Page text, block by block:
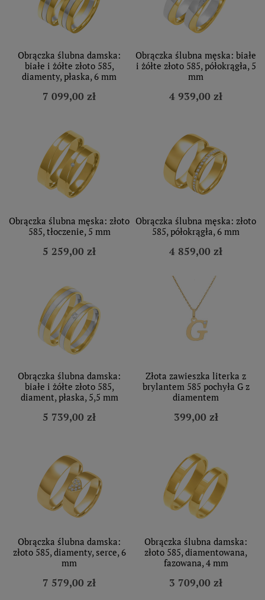
Obrączka ślubna damska:
białe i żółte złoto 585,
diamenty, płaska, 6 mm
7 099,00 zł
Obrączka ślubna męska: białe
i żółte złoto 585, półokrągła, 5
mm
4 939,00 zł
Obrączka ślubna męska: złoto
585, tłoczenie, 5 mm
5 259,00 zł
Obrączka ślubna męska: złoto
585, półokrągła, 6 mm
4 859,00 zł
Obrączka ślubna damska:
białe i żółte złoto 585,
diament, płaska, 5,5 mm
5 739,00 zł
Złota zawieszka literka z
brylantem 585 pochyła G z
diamentem
399,00 zł
Obrączka ślubna damska:
złoto 585, diamenty, serce, 6
mm
7 579,00 zł
Obrączka ślubna damska:
złoto 585, diamentowana,
fazowana, 4 mm
3 709,00 zł